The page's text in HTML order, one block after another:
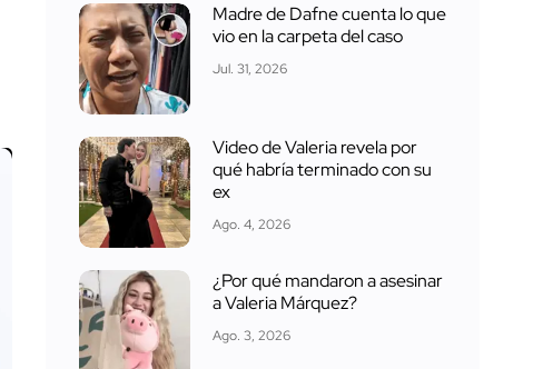
Madre de Dafne cuenta lo que
vio en la carpeta del caso
Jul. 31, 2026
Video de Valeria revela por
qué habría terminado con su
ex
Ago. 4, 2026
¿Por qué mandaron a asesinar
a Valeria Márquez?
Ago. 3, 2026